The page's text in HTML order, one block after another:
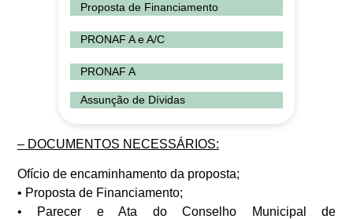
Proposta de Financiamento
PRONAF A e A/C
PRONAF A
Assunção de Dívidas
– DOCUMENTOS NECESSÁRIOS:
Ofício de encaminhamento da proposta;
• Proposta de Financiamento;
• Parecer e Ata do Conselho Municipal de